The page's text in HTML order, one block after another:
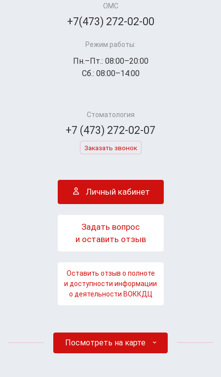
ОМС
+7(473) 272-02-00
Режим работы:
Пн.–Пт.: 08:00–20:00
Сб.: 08:00–14:00
Стоматология
+7 (473) 272-02-07
Заказать звонок
Личный кабинет
Задать вопрос
и оставить отзыв
Оставить отзыв о полноте
и доступности информации
о деятельности ВОККДЦ
Посмотреть на карте